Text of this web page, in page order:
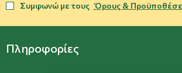
Συμφωνώ με τους Όρους &
Πληροφορίες